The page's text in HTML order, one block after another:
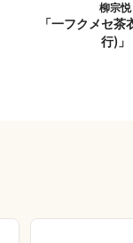
柳宗悦
「一フクメセ
行)」